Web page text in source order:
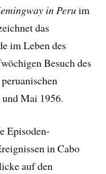
in Peruim
das
im Leben des
Besuch des
Mai 1956.
Episoden-
in Cabo
auf den